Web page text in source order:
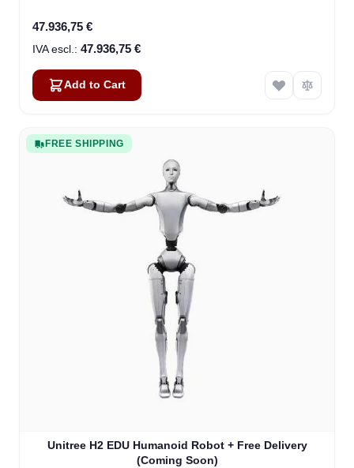
47.936,75 €
47.936,75 €
Add to Cart
FREE SHIPPING
Unitree H2 EDU Humanoid Robot + Free Delivery
(Coming Soon)